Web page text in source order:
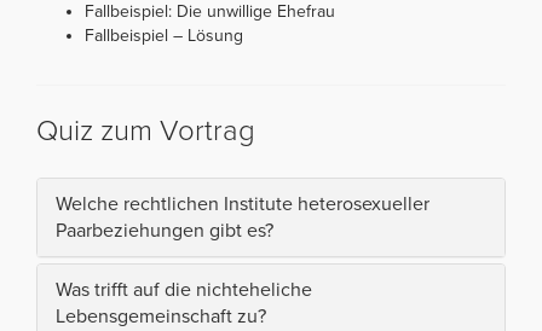
Fallbeispiel: Die unwillige Ehefrau
Fallbeispiel – Lösung
Quiz zum Vortrag
Welche rechtlichen Institute heterosexueller
Paarbeziehungen gibt es?
Was trifft auf die nichteheliche
Lebensgemeinschaft zu?